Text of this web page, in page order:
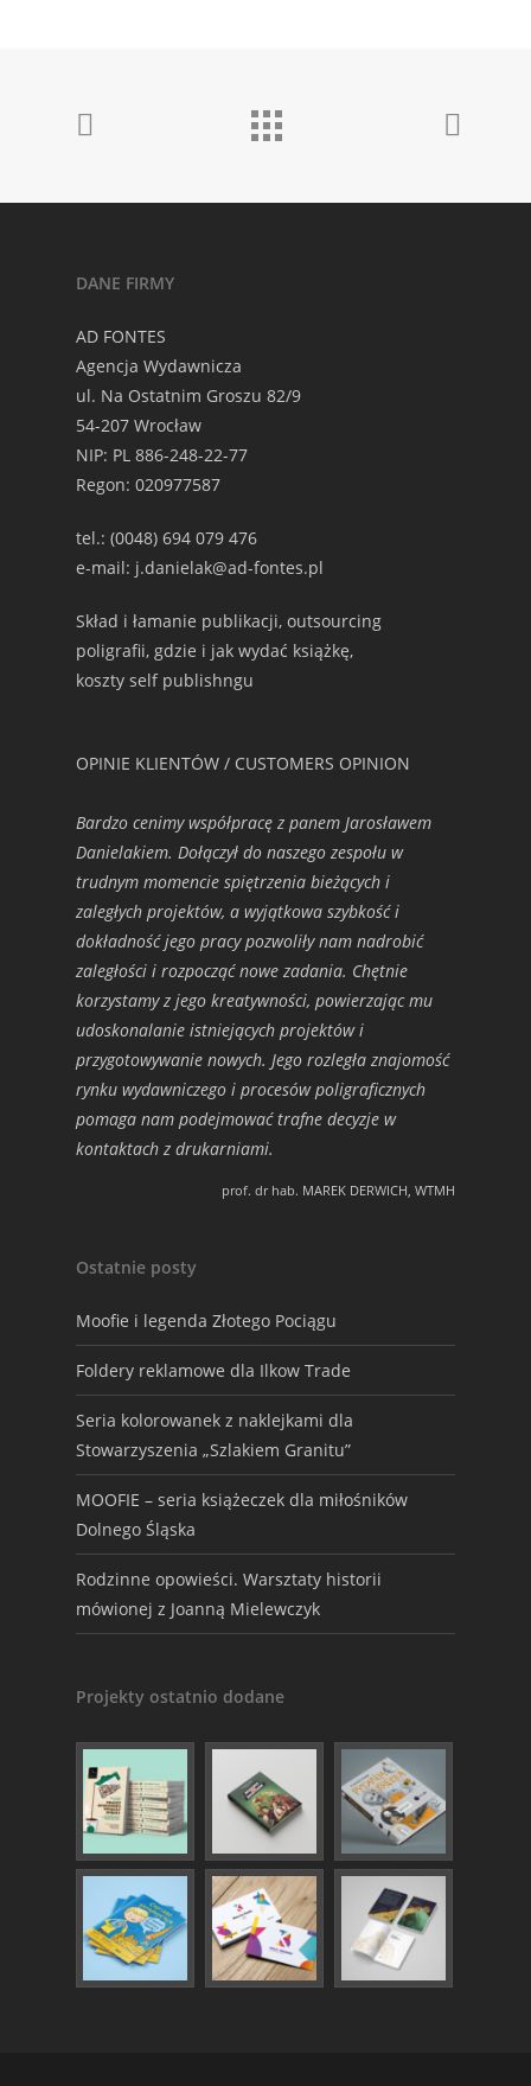
DANE FIRMY
AD FONTES
Agencja Wydawnicza
ul. Na Ostatnim Groszu 82/9
54-207 Wrocław
NIP: PL 886-248-22-77
Regon: 020977587
tel.: (0048) 694 079 476
e-mail: j.danielak@ad-fontes.pl
Skład i łamanie publikacji, outsourcing
poligrafii, gdzie i jak wydać książkę,
koszty self publishngu
OPINIE KLIENTÓW / CUSTOMERS OPINION
Bardzo cenimy współpracę z panem Jarosławem
Danielakiem. Dołączył do naszego zespołu w
trudnym momencie spiętrzenia bieżących i
zaległych projektów, a wyjątkowa szybkość i
dokładność jego pracy pozwoliły nam nadrobić
zaległości i rozpocząć nowe zadania. Chętnie
korzystamy z jego kreatywności, powierzając mu
udoskonalanie istniejących projektów i
przygotowywanie nowych. Jego rozległa znajomość
rynku wydawniczego i procesów poligraficznych
pomaga nam podejmować trafne decyzje w
kontaktach z drukarniami.
prof. dr hab. MAREK DERWICH, WTMH
Ostatnie posty
Moofie i legenda Złotego Pociągu
Foldery reklamowe dla Ilkow Trade
Seria kolorowanek z naklejkami dla
Stowarzyszenia „Szlakiem Granitu”
MOOFIE – seria książeczek dla miłośników
Dolnego Śląska
Rodzinne opowieści. Warsztaty historii
mówionej z Joanną Mielewczyk
Projekty ostatnio dodane